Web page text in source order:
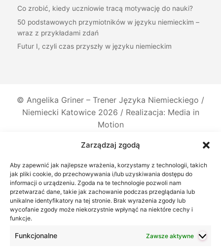
Zarządzaj zgodą
Aby zapewnić jak najlepsze wrażenia, korzystamy z technologii, takich
jak pliki cookie, do przechowywania i/lub uzyskiwania dostępu do
informacji o urządzeniu. Zgoda na te technologie pozwoli nam
przetwarzać dane, takie jak zachowanie podczas przeglądania lub
unikalne identyfikatory na tej stronie. Brak wyrażenia zgody lub
wycofanie zgody może niekorzystnie wpłynąć na niektóre cechy i
funkcje.
Funkcjonalne Zawsze aktywne
Co zrobić, kiedy uczniowie tracą motywację do nauki?
50 podstawowych przymiotników w języku niemieckim –
wraz z przykładami zdań
Futur I, czyli czas przyszły w języku niemieckim
© Angelika Griner – Trener Języka Niemieckiego /
Niemiecki Katowice2026 / Realizacja: Media in
Motion